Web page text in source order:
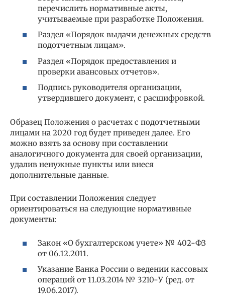
перечислить нормативные акты,
учитываемые при разработке Положения.
Раздел «Порядок выдачи денежных средств
подотчетным лицам».
Раздел «Порядок предоставления и
проверки авансовых отчетов».
Подпись руководителя организации,
утвердившего документ, с расшифровкой.
Образец Положения о расчетах с подотчетными
лицами на 2020 год будет приведен далее. Его
можно взять за основу при составлении
аналогичного документа для своей организации,
удалив ненужные пункты или внеся
дополнительные данные.
При составлении Положения следует
ориентироваться на следующие нормативные
документы:
Закон «О бухгалтерском учете» № 402-ФЗ
от 06.12.2011.
Указание Банка России о ведении кассовых
операций от 11.03.2014 № 3210-У (ред. от
19.06.2017).